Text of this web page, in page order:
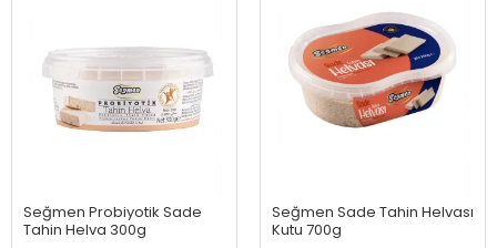
Seğmen Probiyotik Sade
Tahin Helva 300g
Seğmen Sade Tahin Helvası
Kutu 700g